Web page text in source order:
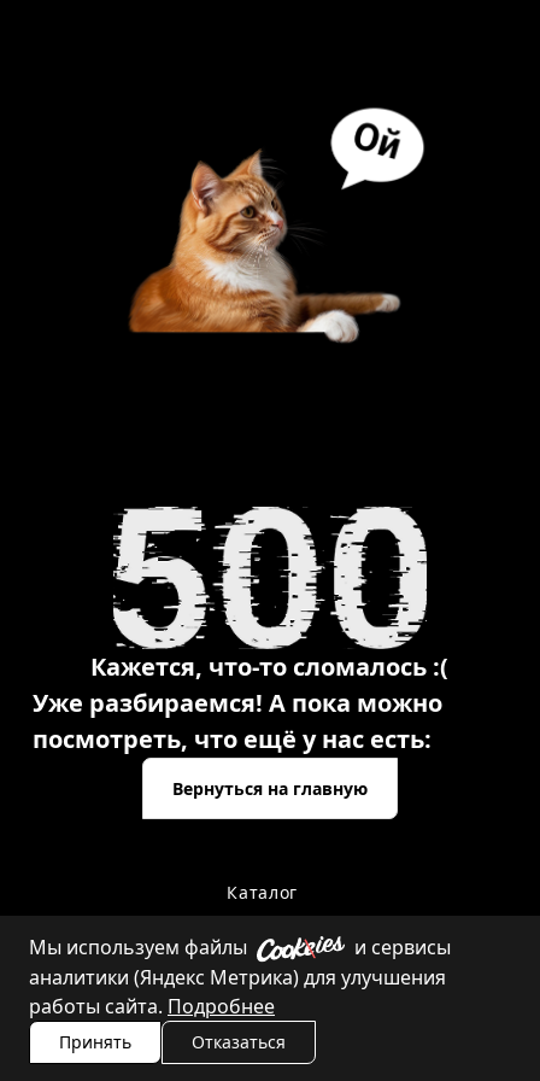
Кажется, что-то сломалось :(
Уже разбираемся! А пока можно
посмотреть, что ещё у нас есть:
Вернуться на главную
Каталог
Контакты
Мы используем файлы
и сервисы
аналитики (Яндекс Метрика) для улучшения
работы сайта. Подробнее
Принять Отказаться